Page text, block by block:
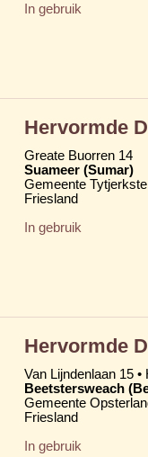
In gebruik
Hervormde
Greate Buorren 14
Suameer (Sumar)
Gemeente
Friesland
In gebruik
Hervormde
Van Lijndenlaan 15 •
Beetstersweach
Gemeente
Friesland
In gebruik